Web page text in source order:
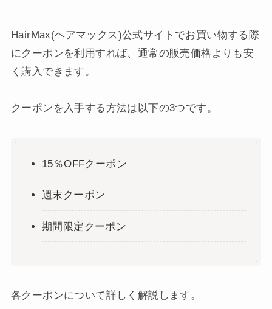
HairMax(ヘアマックス)公式サイトでお買い物する際
にクーポンを利用すれば、通常の販売価格よりも安
く購入できます。
クーポンを入手する方法は以下の3つです。
15％OFFクーポン
週末クーポン
期間限定クーポン
各クーポンについて詳しく解説します。